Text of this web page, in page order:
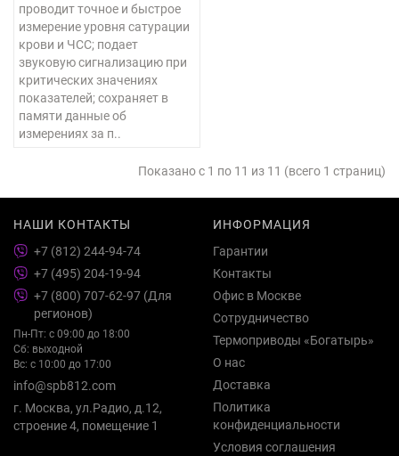
проводит точное и быстрое
измерение уровня сатурации
крови и ЧСС; подает
звуковую сигнализацию при
критических значениях
показателей; сохраняет в
памяти данные об
измерениях за п..
Показано с 1 по 11 из 11 (всего 1 страниц)
НАШИ КОНТАКТЫ
+7 (812) 244-94-74
+7 (495) 204-19-94
+7 (800) 707-62-97 (Для
регионов)
Пн-Пт: с 09:00 до 18:00
Сб: выходной
Вс: с 10:00 до 17:00
info@spb812.com
г. Москва, ул.Радио, д.12,
строение 4, помещение 1
ИНФОРМАЦИЯ
Гарантии
Контакты
Офис в Москве
Сотрудничество
Термоприводы «Богатырь»
О нас
Доставка
Политика
конфиденциальности
Условия соглашения